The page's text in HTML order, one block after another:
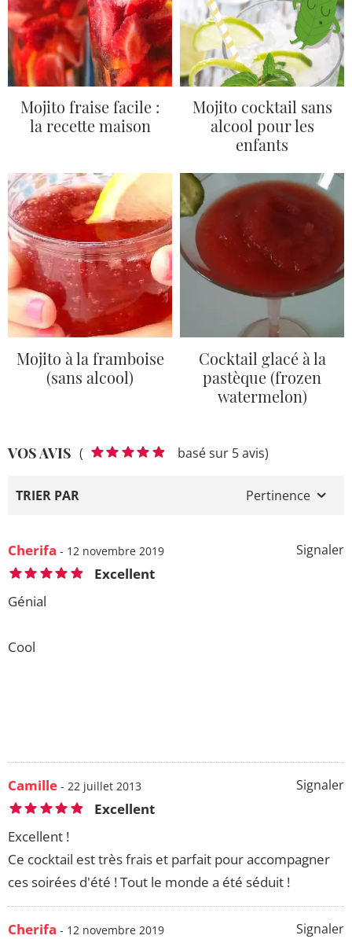
Mojito fraise facile :
la recette maison
Mojito cocktail sans
alcool pour les
enfants
Mojito à la framboise
(sans alcool)
Cocktail glacé à la
pastèque (frozen
watermelon)
VOS AVIS ( basé sur 5 avis)
TRIER PAR Pertinence
Signaler
Cherifa - 12 novembre 2019
Excellent
Génial
Cool
Signaler
Camille - 22 juillet 2013
Excellent
Excellent !
Ce cocktail est très frais et parfait pour accompagner
ces soirées d'été ! Tout le monde a été séduit !
Signaler
Cherifa - 12 novembre 2019